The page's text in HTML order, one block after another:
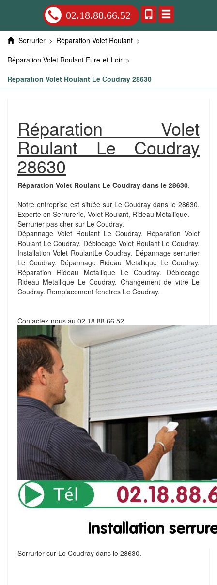
02.18.88.66.52
Serrurier > Réparation Volet Roulant >
Réparation Volet Roulant Eure-et-Loir >
Réparation Volet Roulant Le Coudray 28630
Réparation Volet
Roulant Le Coudray
28630
Réparation Volet Roulant Le Coudray dans le 28630.
Notre entreprise est située sur Le Coudray dans le 28630.
Experte en Serrurerie, Volet Roulant, Rideau Métallique.
Serrurier pas cher sur Le Coudray.
Dépannage Volet Roulant Le Coudray. Réparation Volet
Roulant Le Coudray. Déblocage Volet Roulant Le Coudray.
Installation Volet RoulantLe Coudray. Dépannage serrurier
Le Coudray. Dépannage Rideau Metallique Le Coudray.
Réparation Rideau Metallique Le Coudray. Déblocage
Rideau Metallique Le Coudray. Changement de vitre Le
Coudray. Remplacement fenetres Le Coudray.
Contactez-nous au 02.18.88.66.52
Serrurier sur Le Coudray dans le 28630.